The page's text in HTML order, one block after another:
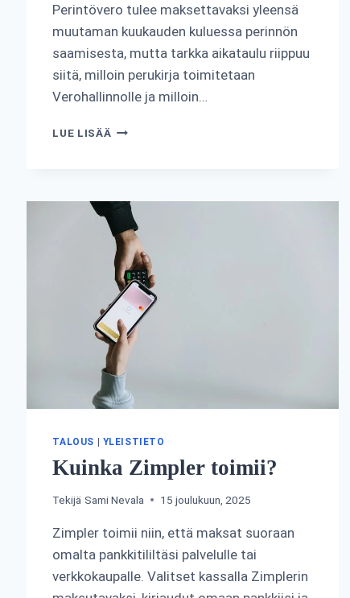
Perintövero tulee maksettavaksi yleensä
muutaman kuukauden kuluessa perinnön
saamisesta, mutta tarkka aikataulu riippuu
siitä, milloin perukirja toimitetaan
Verohallinnolle ja milloin…
LUE LISÄÄ KUINKA
TALOUS YLEISTIETO
Kuinka Zimpler toimii?
Tekijä Sami Nevala 15 joulukuun, 2025
Zimpler toimii niin, että maksat suoraan
omalta pankkitililtäsi palvelulle tai
verkkokaupalle. Valitset kassalla Zimplerin